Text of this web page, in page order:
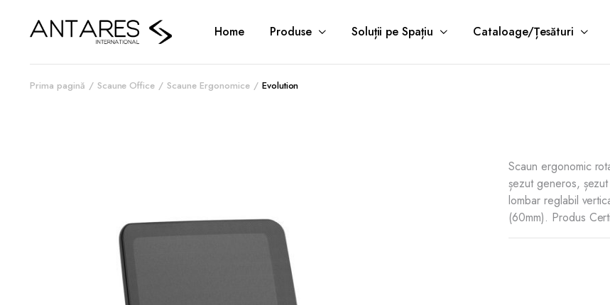
Home Produse Soluții pe Spațiu Cataloage/Țesături
Prima pagină Scaune Office Scaune Ergonomice Evolution
Scaun ergonomic
șezut generos,
lombar reglabil
(60mm). Produs